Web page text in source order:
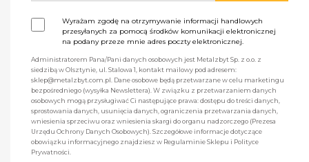
Wyrażam zgodę na otrzymywanie informacji handlowych
przesyłanych za pomocą środków komunikacji elektronicznej
na podany przeze mnie adres poczty elektronicznej.
Administratorem Pana/Pani danych osobowych jest Metalzbyt Sp. z o.o. z
siedzibą w Olsztynie, ul. Stalowa 1, kontakt mailowy pod adresem:
sklep@metalzbyt.com.pl. Dane osobowe będą przetwarzane w celu marketingu
bezpośredniego (wysyłka Newslettera). W związku z przetwarzaniem danych
osobowych mogą przysługiwać Ci następujące prawa: dostępu do treści danych,
sprostowania danych, usunięcia danych, ograniczenia przetwarzania danych,
wniesienia sprzeciwu oraz wniesienia skargi do organu nadzorczego (Prezesa
Urzędu Ochrony Danych Osobowych). Szczegółowe informacje dotyczące
obowiązku informacyjnego znajdziesz w Regulaminie Sklepu i Polityce
Prywatności.